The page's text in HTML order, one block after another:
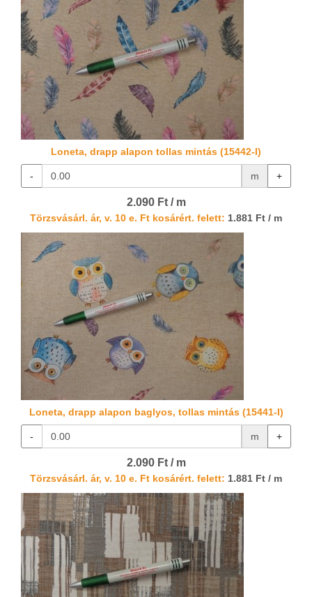
Loneta, drapp alapon tollas mintás (15442-I)
- m +
2.090 Ft / m
Törzsvásárl. ár, v. 10 e. Ft kosárért. felett: 1.881 Ft / m
Loneta, drapp alapon baglyos, tollas mintás (15441-I)
- m +
2.090 Ft / m
Törzsvásárl. ár, v. 10 e. Ft kosárért. felett: 1.881 Ft / m